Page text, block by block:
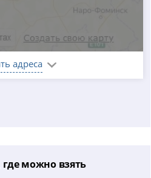
адреса
можно взять